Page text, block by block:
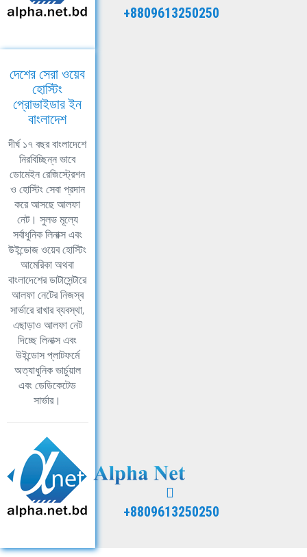
+8809613250250
দেশের সেরা ওয়েব
হোস্টিং
প্রোভাইডার ইন
বাংলাদেশ
দীর্ঘ ১৭ বছর বাংলাদেশে
নিরবিচ্ছিন্ন ভাবে
ডোমেইন রেজিস্ট্রেশন
ও হোস্টিং সেবা প্রদান
করে আসছে আলফা
নেট। সুলভ মূল্যে
সর্বাধুনিক লিনাক্স এবং
উইন্ডোজ ওয়েব হোস্টিং
আমেরিকা অথবা
বাংলাদেশের ডাটাসেন্টারে
আলফা নেটের নিজস্ব
সার্ভারে রাখার ব্যবস্থা,
এছাড়াও আলফা নেট
দিচ্ছে লিনাক্স এবং
উইন্ডোস প্লাটফর্মে
অত্যাধুনিক ভার্চুয়াল
এবং ডেডিকেটেড
সার্ভার।
+8809613250250